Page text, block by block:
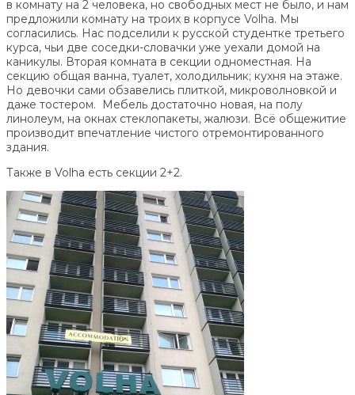
в комнату на 2 человека, но свободных мест не было, и нам
предложили комнату на троих в корпусе Volha. Мы
согласились. Нас подселили к русской студентке третьего
курса, чьи две соседки-словачки уже уехали домой на
каникулы. Вторая комната в секции одноместная. На
секцию общая ванна, туалет, холодильник; кухня на этаже.
Но девочки сами обзавелись плиткой, микроволновкой и
даже тостером. Мебель достаточно новая, на полу
линолеум, на окнах стеклопакеты, жалюзи. Всё общежитие
производит впечатление чистого отремонтированного
здания.
Также в Volha есть секции 2+2.